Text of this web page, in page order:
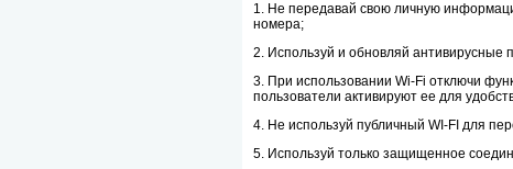
1. Не передавай свою личную
номера;
2. Используй и обновляй антивирусные
3. При использовании Wi-Fi отключи
пользователи активируют ее для
4. Не используй публичный WI-FI для
5. Используй только защищенное